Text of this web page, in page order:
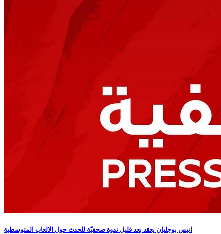
انيس بوجلبان يعقد بعد قليل ندوة صحفيّة للحدث حول الالعاب المتوسطية